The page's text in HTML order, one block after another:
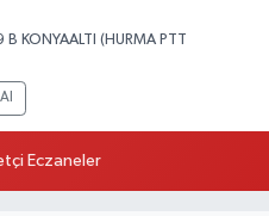
KONYAALTI (HURMA PTT
Eczaneler